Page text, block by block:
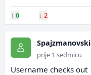
↑ 0 ↓ 2
Spajzmanovski
prije 1 sedmicu
Username checks out